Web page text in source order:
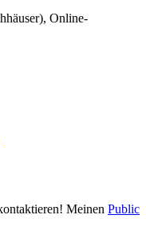
Online-
Meinen Public